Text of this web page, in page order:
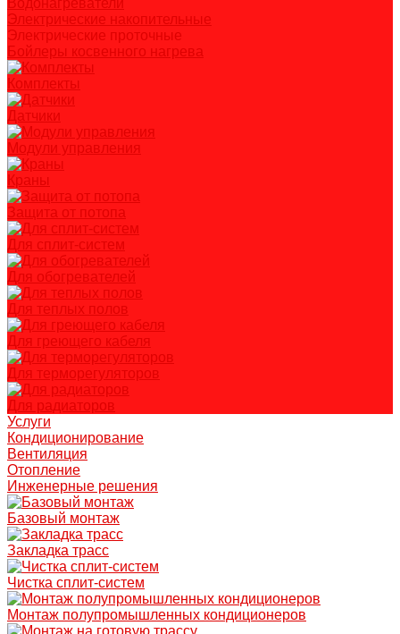
Водонагреватели
Электрические накопительные
Электрические проточные
Бойлеры косвенного нагрева
Комплекты
Датчики
Модули управления
Краны
Защита от потопа
Для сплит-систем
Для обогревателей
Для теплых полов
Для греющего кабеля
Для терморегуляторов
Для радиаторов
Услуги
Кондиционирование
Вентиляция
Отопление
Инженерные решения
Базовый монтаж
Закладка трасс
Чистка сплит-систем
Монтаж полупромышленных кондиционеров